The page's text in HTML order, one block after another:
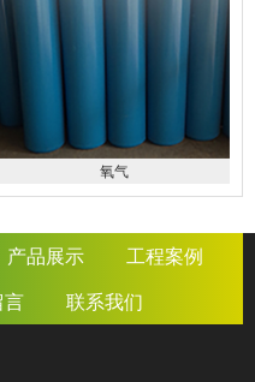
氧气
产品展示
工程案例
言 联系我们